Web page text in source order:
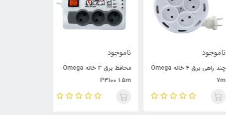
ناموجود
چند راهی برق ۴ خانه Omega
7m
ناموجود
محافظ برق ۳ خانه Omega
P3100 1.5m